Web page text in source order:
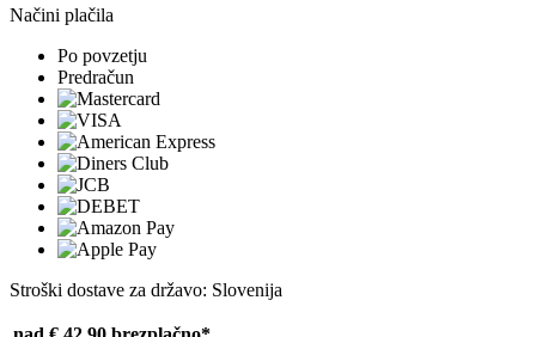
Načini plačila
Po povzetju
Predračun
Stroški dostave za državo: Slovenija